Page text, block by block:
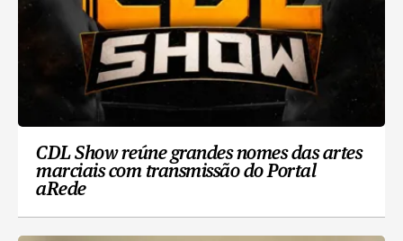
CDL Show reúne grandes nomes das artes
marciais com transmissão do Portal
aRede